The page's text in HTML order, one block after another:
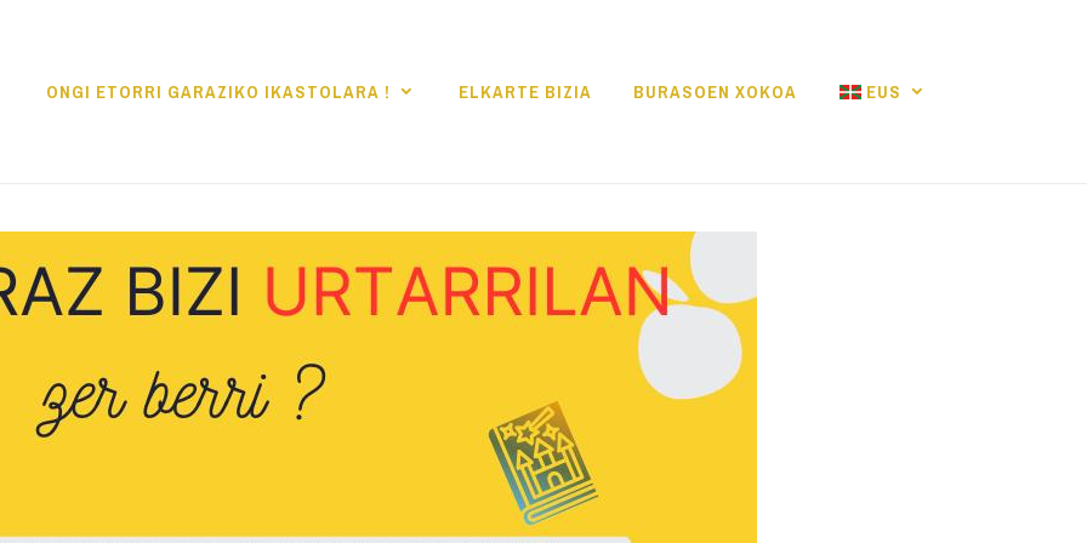
ONGI ETORRI GARAZIKO IKASTOLARA ! ELKARTE BIZIA BURASOEN XOKOA EUS